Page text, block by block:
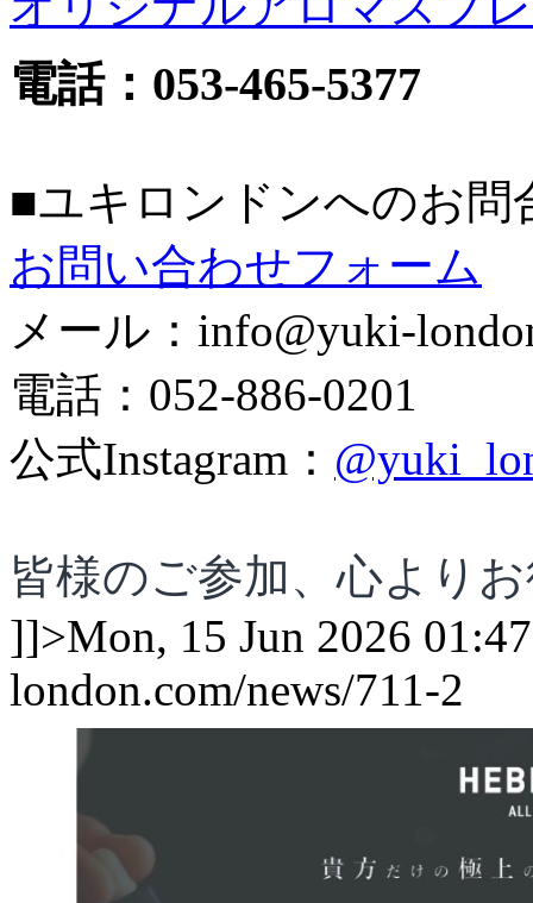
電話： 053-465-5377
■ユキロンドンへのお問
お問い合わせフォーム
メール：info@yuki-
電話：052-886-0201
公式Instagram：
皆様のご参加、心より
]]>Mon, 15 Jun 2026
london.com/news/711-2